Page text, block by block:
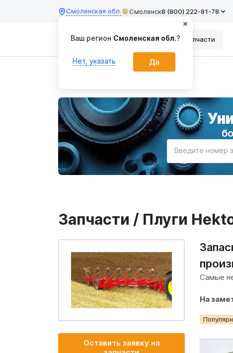
Смоленская обл. Смоленск8 (800) 222-81-78
Каталог Запчасти
Введите номер
Запчасти / Плуги
Оставить заявку на
Самые
На
Ваш регион Смоленская обл.?
Нет, указать Да